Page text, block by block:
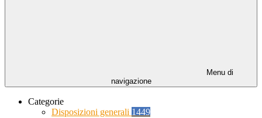
Menu di
navigazione
Categorie
Disposizioni generali 1449